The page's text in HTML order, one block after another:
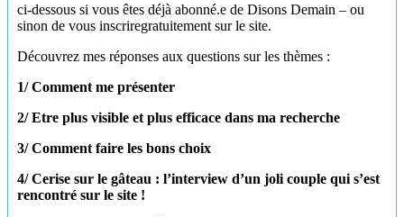
ci-dessous si vous êtes déjà abonné.e de Disons Demain – ou
sinon de vous inscriregratuitement sur le site.
Découvrez mes réponses aux questions sur les thèmes :
1/ Comment me présenter
2/ Etre plus visible et plus efficace dans ma recherche
3/ Comment faire les bons choix
4/ Cerise sur le gâteau : l’interview d’un joli couple qui s’est
rencontré sur le site !